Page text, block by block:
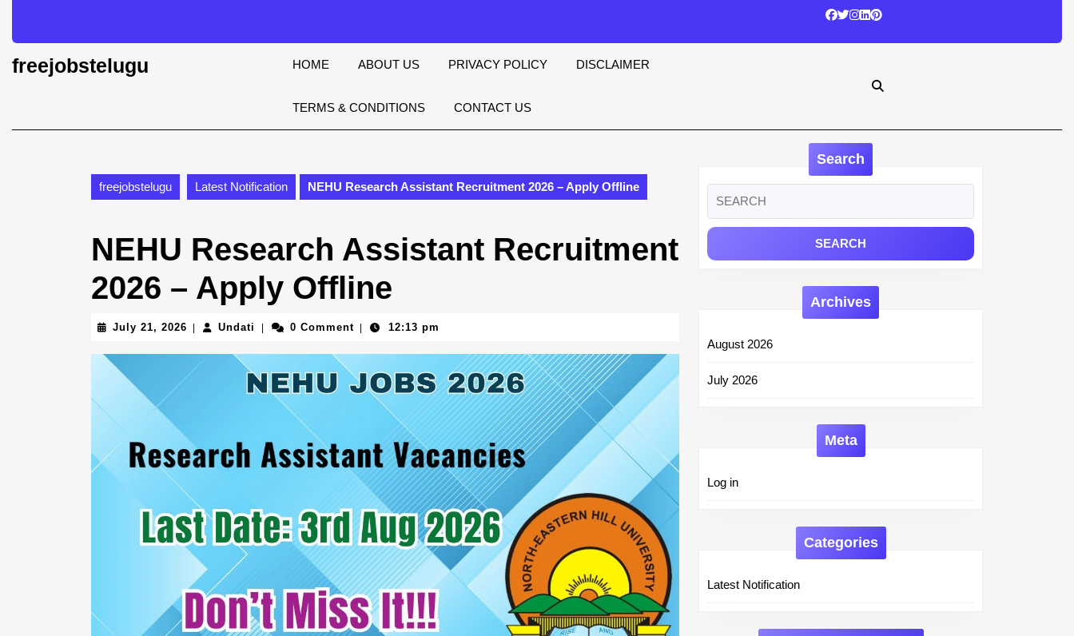
content
Skip
to
freejobstelugu HOME ABOUT US PRIVACY POLICY DISCLAIMER
TERMS & CONDITIONS CONTACT US
freejobstelugu Latest Notification NEHU Research Assistant Recruitment 2026 – Apply Offline
NEHU Research Assistant Recruitment
2026 – Apply Offline
July 21, 2026 July
2026
Undati Undati0 Comment 12:13 pm
Search
for:
Archives
August 2026
July 2026
Meta
Log in
Categories
Latest Notification